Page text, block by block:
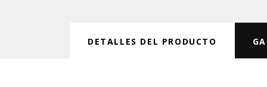
DETALLES DEL PRODUCTO